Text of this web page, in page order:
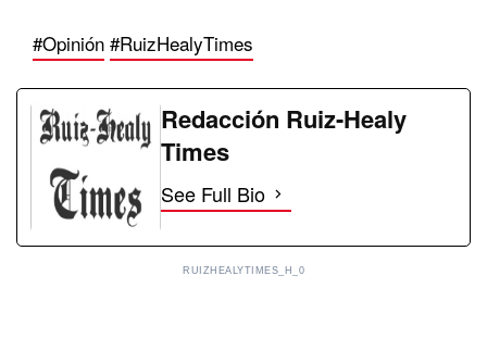
#Opinión #RuizHealyTimes
Redacción Ruiz-Healy
Times
See Full Bio
RUIZHEALYTIMES_H_0